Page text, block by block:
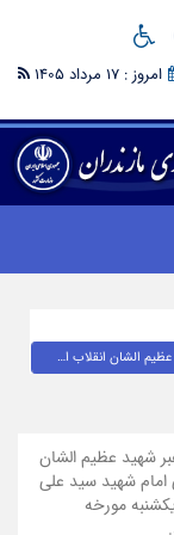
امروز : 17 مرداد 1405
مورخه ۷تیر۱۴۰۵ در سالن شهید رجایی استانداری برگزار شد.
شهید عظیم الشان
شهید سید علی
مورخه